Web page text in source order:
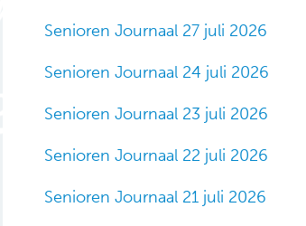
Senioren Journaal 27 juli 2026
Senioren Journaal 24 juli 2026
Senioren Journaal 23 juli 2026
Senioren Journaal 22 juli 2026
Senioren Journaal 21 juli 2026